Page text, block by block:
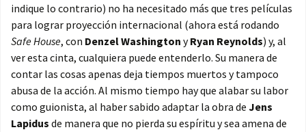
indique lo contrario) no ha necesitado más que tres películas
para lograr proyección internacional (ahora está rodando
Safe House, con Denzel Washington yRyan Reynolds) y, al
ver esta cinta, cualquiera puede entenderlo. Su manera de
contar las cosas apenas deja tiempos muertos y tampoco
abusa de la acción. Al mismo tiempo hay que alabar su labor
como guionista, al haber sabido adaptar la obra de Jens
Lapidus de manera que no pierda su espíritu y sea amena de